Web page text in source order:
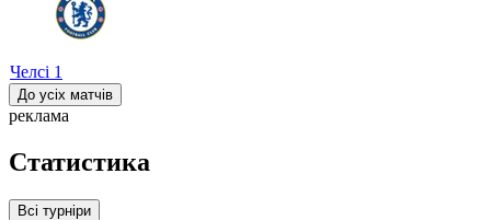
Челсі 1
До усіх матчів
реклама
Статистика
Всі турніри